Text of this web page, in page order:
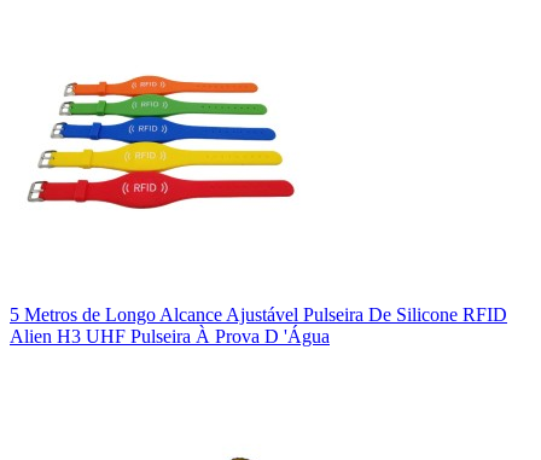
5 Metros de Longo Alcance Ajustável Pulseira De Silicone RFID
Alien H3 UHF Pulseira À Prova D 'Água